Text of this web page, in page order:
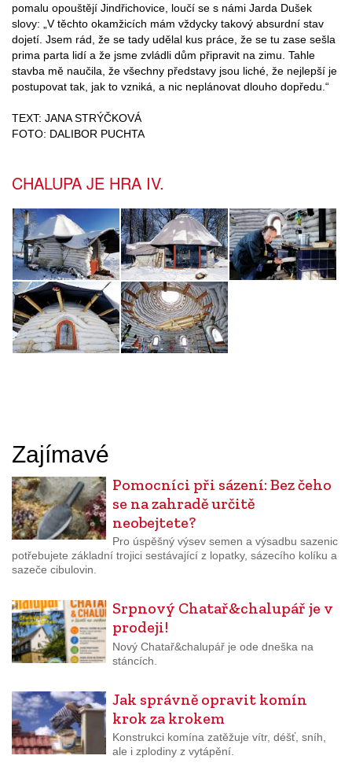
pomalu opouštějí Jindřichovice, loučí se s námi Jarda Dušek
slovy: „V těchto okamžicích mám vždycky takový absurdní stav
dojetí. Jsem rád, že se tady udělal kus práce, že se tu zase sešla
prima parta lidí a že jsme zvládli dům připravit na zimu. Tahle
stavba mě naučila, že všechny představy jsou liché, že nejlepší je
postupovat tak, jak to vzniká, a nic neplánovat dlouho dopředu.“
TEXT: JANA STRÝČKOVÁ
FOTO: DALIBOR PUCHTA
CHALUPA JE HRA IV.
Zajímavé
Pomocníci při sázení: Bez čeho
se na zahradě určitě
neobejtete?
Pro úspěšný výsev semen a výsadbu sazenic
potřebujete základní trojici sestávající z lopatky, sázecího kolíku a
sazeče cibulovin.
Srpnový Chatař&chalupář je v
prodeji!
Nový Chatař&chalupář je ode dneška na
stáncích.
Jak správně opravit komín
krok za krokem
Konstrukci komína zatěžuje vítr, déšť, sníh,
ale i zplodiny z vytápění.